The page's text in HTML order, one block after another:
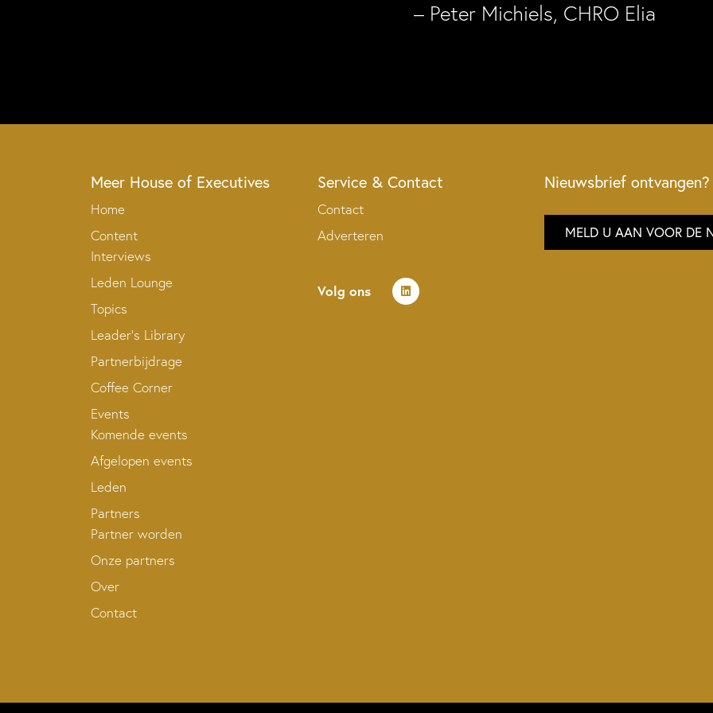
– Peter Michiels, CHRO Elia
Meer House of Executives
Home
Content
Interviews
Leden Lounge
Topics
Leader’s Library
Partnerbijdrage
Coffee Corner
Events
Komende events
Afgelopen events
Leden
Partners
Partner worden
Onze partners
Over
Contact
Service & Contact
Contact
Adverteren
Volg ons
Nieuwsbrief ontvangen?
MELD U AAN VOOR DE